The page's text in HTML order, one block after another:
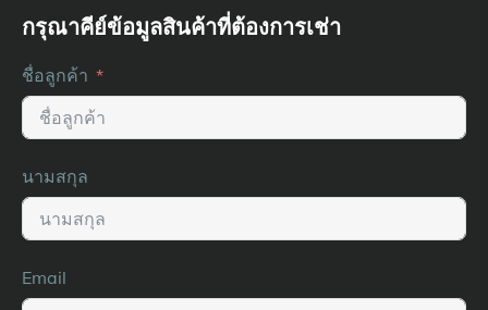
กรุณาคีย์ข้อมูลสินค้าที่ต้องการเช่า
ชื่อลูกค้า
นามสกุล
Email